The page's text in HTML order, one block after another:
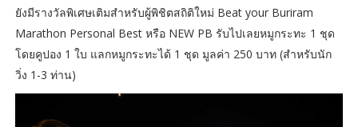
ยังมีรางวัลพิเศษเติมสำหรับผู้พิชิตสถิติใหม่ Beat your Buriram
Marathon Personal Best หรือ NEW PB รับไปเลยหมูกระทะ 1 ชุด
โดยคูปอง 1 ใบ แลกหมูกระทะได้ 1 ชุด มูลค่า 250 บาท (สำหรับนัก
วิ่ง 1-3 ท่าน)